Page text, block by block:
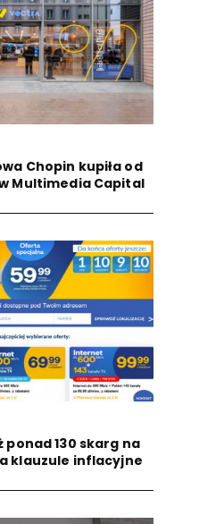
Chopin kupiła od
Multimedia Capital
ponad 130 skarg na
klauzule inflacyjne